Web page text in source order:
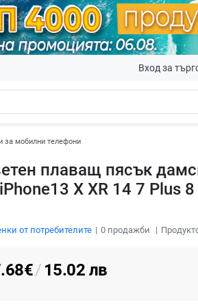
Вход за
за мобилни телефони
плаващ пясък
X XR 14 7 Plus
от потребителите 0продажби
€/ 15.02 лв